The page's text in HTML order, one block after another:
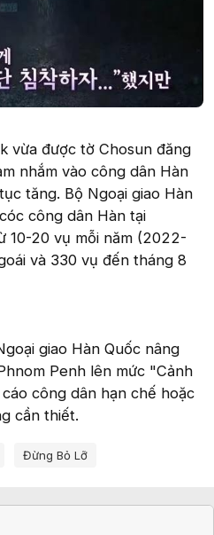
vừa được tờ Chosun đăng
nhắm vào công dân Hàn
tăng. Bộ Ngoại giao Hàn
công dân Hàn tại
10-20 vụ mỗi năm (2022-
và 330 vụ đến tháng 8
giao Hàn Quốc nâng
Penh lên mức "Cảnh
công dân hạn chế hoặc
cần thiết.
Đừng Bỏ Lỡ